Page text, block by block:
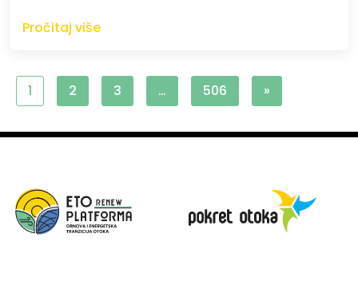
Pročitaj više
1 2 3 … 506 »